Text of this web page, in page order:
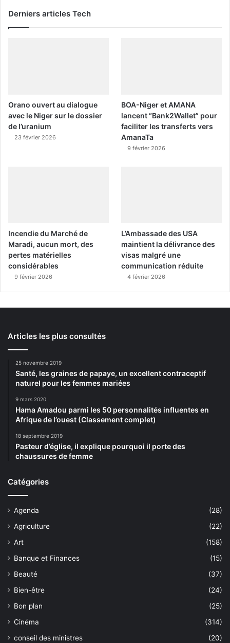
Derniers articles Tech
Orano ouvert au dialogue
avec le Niger sur le dossier
de l’uranium
23 février 2026
BOA-Niger et AMANA
lancent “Bank2Wallet” pour
faciliter les transferts vers
AmanaTa
9 février 2026
Incendie du Marché de
Maradi, aucun mort, des
pertes matérielles
considérables
9 février 2026
L’Ambassade des USA
maintient la délivrance des
visas malgré une
communication réduite
4 février 2026
Articles les plus consultés
25 novembre 2019
Santé, les graines de papaye, un excellent contraceptif
naturel pour les femmes mariées
9 mars 2020
Hama Amadou parmi les 50 personnalités influentes en
Afrique de l’ouest (Classement complet)
18 septembre 2019
Pasteur d’église, il explique pourquoi il porte des
chaussures de femme
Catégories
Agenda
(28)
Agriculture
(22)
Art
(158)
Banque et Finances
(15)
Beauté
(37)
Bien-être
(24)
Bon plan
(25)
Cinéma
(314)
conseil des ministres
(20)